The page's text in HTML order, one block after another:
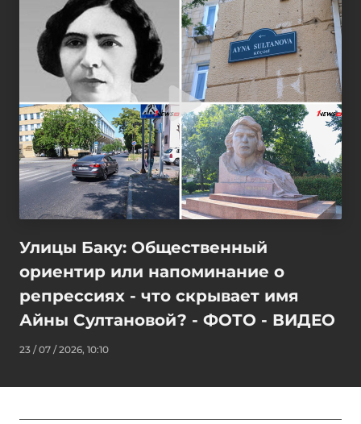
Улицы Баку: Общественный
ориентир или напоминание о
репрессиях - что скрывает имя
Айны Султановой? - ФОТО - ВИДЕО
23 / 07 / 2026, 10:10